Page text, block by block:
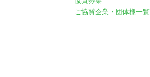
ご協賛企業・団体様一覧